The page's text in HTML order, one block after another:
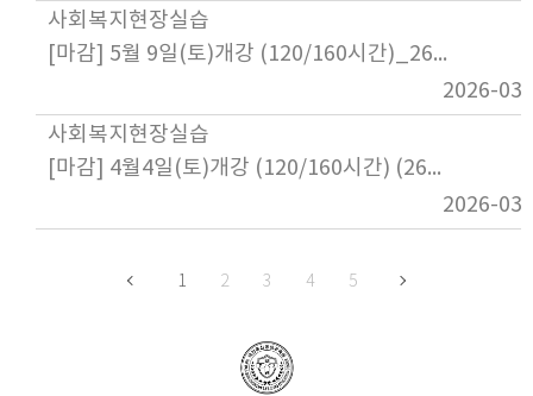
사회복지현장실습
[마감] 5월 9일(토)개강 (120/160시간)_26년 1학기 사회복지현장실습
2026-
사회복지현장실습
[마감] 4월4일(토)개강 (120/160시간) (26년1학기) 사회복지현장실습
2026-
1 2 3 4 5